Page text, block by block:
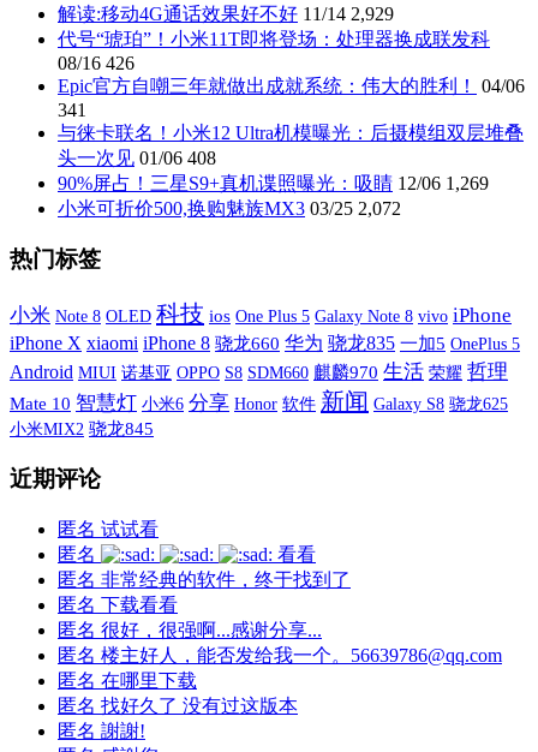
解读:移动4G通话效果好不好 11/14 2,929
代号“琥珀”！小米11T即将登场：处理器换成联发科
08/16 426
Epic官方自嘲三年就做出成就系统：伟大的胜利！
04/06
341
与徕卡联名！小米12 Ultra机模曝光：后摄模组双层堆叠
头一次见 01/06 408
90%屏占！三星S9+真机谍照曝光：吸睛 12/06 1,269
小米可折价500,换购魅族MX3 03/25 2,072
热门标签
小米 Note 8 OLED 科技 ios One Plus 5 Galaxy Note 8 vivo iPhone
iPhone X xiaomi iPhone 8 骁龙660 华为 骁龙835 一加5 OnePlus 5
Android MIUI 诺基亚 OPPO S8 SDM660 麒麟970 生活 荣耀 哲理
Mate 10 智慧灯 小米6 分享 Honor 软件 新闻 Galaxy S8 骁龙625
小米MIX2 骁龙845
近期评论
匿名 试试看
匿名
看看
匿名 非常经典的软件，终于找到了
匿名 下载看看
匿名 很好，很强啊...感谢分享...
匿名 楼主好人，能否发给我一个。56639786@qq.com
匿名 在哪里下载
匿名 找好久了 没有过这版本
匿名 謝謝!